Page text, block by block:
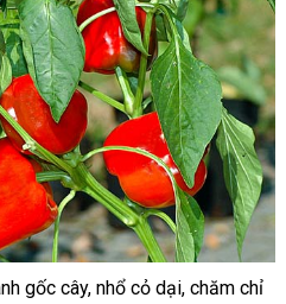
gốc cây, nhổ cỏ dại, chăm chỉ